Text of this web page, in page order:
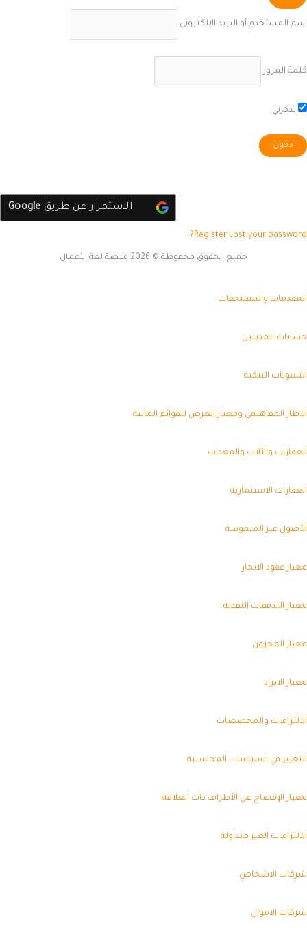
المستخدم أو البريد الإلكتروني
المرور
تذكرني
الاستمرار عن طريقGoogle
Register Lost your
جميع الحقوق محفوظة © 2026 منصة لغة الأعمال
والمستحقات
المدينين
البنكية
المفاهيمي ومعيار العرض للقوائم المالية
والآلات والمعدات
الاستثمارية
غير الملموسة
عقود الايجار
التدفقات النقدية
المخزون
الايراد
والمخصصات
في السياسات المحاسبية
الإفصاح عن الأطراف ذات العلاقة
الغير متداولة
الاشخاص
الاموال